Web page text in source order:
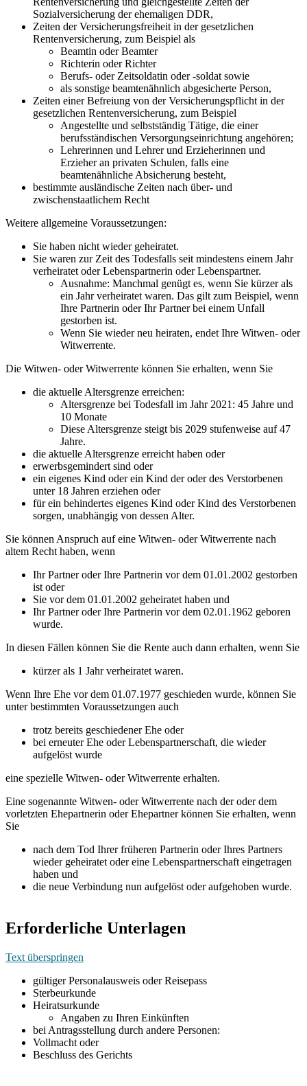
Sozialversicherung der ehemaligen DDR,
Zeiten der Versicherungsfreiheit in der gesetzlichen
Rentenversicherung, zum Beispiel als
Beamtin oder Beamter
Richterin oder Richter
Berufs- oder Zeitsoldatin oder -soldat sowie
als sonstige beamtenähnlich abgesicherte Person,
Zeiten einer Befreiung von der Versicherungspflicht in der
gesetzlichen Rentenversicherung, zum Beispiel
Angestellte und selbstständig Tätige, die einer
berufsständischen Versorgungseinrichtung angehören;
Lehrerinnen und Lehrer und Erzieherinnen und
Erzieher an privaten Schulen, falls eine
beamtenähnliche Absicherung besteht,
bestimmte ausländische Zeiten nach über- und
zwischenstaatlichem Recht
Weitere allgemeine Voraussetzungen:
Sie haben nicht wieder geheiratet.
Sie waren zur Zeit des Todesfalls seit mindestens einem Jahr
verheiratet oder Lebenspartnerin oder Lebenspartner.
Ausnahme: Manchmal genügt es, wenn Sie kürzer als
ein Jahr verheiratet waren. Das gilt zum Beispiel, wenn
Ihre Partnerin oder Ihr Partner bei einem Unfall
gestorben ist.
Wenn Sie wieder neu heiraten, endet Ihre Witwen- oder
Witwerrente.
Die Witwen- oder Witwerrente können Sie erhalten, wenn Sie
die aktuelle Altersgrenze erreichen:
Altersgrenze bei Todesfall im Jahr 2021: 45 Jahre und
10 Monate
Diese Altersgrenze steigt bis 2029 stufenweise auf 47
Jahre.
die aktuelle Altersgrenze erreicht haben oder
erwerbsgemindert sind oder
ein eigenes Kind oder ein Kind der oder des Verstorbenen
unter 18 Jahren erziehen oder
für ein behindertes eigenes Kind oder Kind des Verstorbenen
sorgen, unabhängig von dessen Alter.
Sie können Anspruch auf eine Witwen- oder Witwerrente nach
altem Recht haben, wenn
Ihr Partner oder Ihre Partnerin vor dem 01.01.2002 gestorben
ist oder
Sie vor dem 01.01.2002 geheiratet haben und
Ihr Partner oder Ihre Partnerin vor dem 02.01.1962 geboren
wurde.
In diesen Fällen können Sie die Rente auch dann erhalten, wenn Sie
kürzer als 1 Jahr verheiratet waren.
Wenn Ihre Ehe vor dem 01.07.1977 geschieden wurde, können Sie
unter bestimmten Voraussetzungen auch
trotz bereits geschiedener Ehe oder
bei erneuter Ehe oder Lebenspartnerschaft, die wieder
aufgelöst wurde
eine spezielle Witwen- oder Witwerrente erhalten.
Eine sogenannte Witwen- oder Witwerrente nach der oder dem
vorletzten Ehepartnerin oder Ehepartner können Sie erhalten, wenn
Sie
nach dem Tod Ihrer früheren Partnerin oder Ihres Partners
wieder geheiratet oder eine Lebenspartnerschaft eingetragen
haben und
die neue Verbindung nun aufgelöst oder aufgehoben wurde.
Erforderliche Unterlagen
Text überspringen
gültiger Personalausweis oder Reisepass
Sterbeurkunde
Heiratsurkunde
Angaben zu Ihren Einkünften
bei Antragsstellung durch andere Personen:
Vollmacht oder
Beschluss des Gerichts